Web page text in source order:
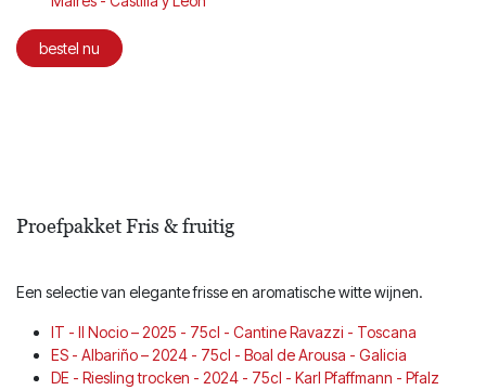
bestel nu
Proefpakket Fris & fruitig
Een selectie van elegante frisse en aromatische witte wijnen.
IT - Il Nocio – 2025 - 75cl - Cantine Ravazzi - Toscana
ES - Albariño – 2024 - 75cl - Boal de Arousa - Galicia
DE - Riesling trocken - 2024 - 75cl - Karl Pfaffmann - Pfalz